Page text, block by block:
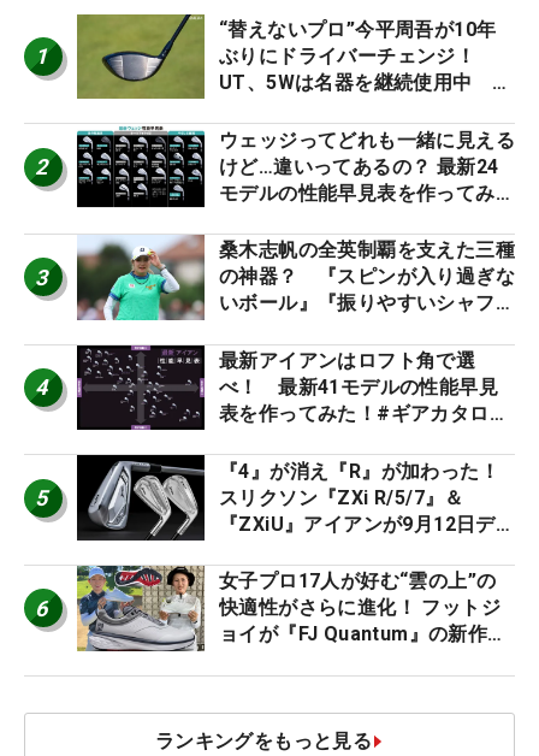
1
“替えないプロ”今平周吾が10年
ぶりにドライバーチェンジ！
UT、5Wは名器を継続使用中 #
2
ウェッジってどれも一緒に見える
けど…違いってあるの？ 最新24
モデルの性能早見表を作ってみ
3
桑木志帆の全英制覇を支えた三種
の神器？ 『スピンが入り過ぎな
いボール』『振りやすいシャフ
ー』 #女子プロセッティング
4
最新アイアンはロフト角で選
べ！ 最新41モデルの性能早見
表を作ってみた！#ギアカタログ
5
『4』が消え『R』が加わった！
スリクソン『ZXi R/5/7』＆
『ZXiU』アイアンが9月12日デ
6
女子プロ17人が好む“雲の上”の
快適性がさらに進化！ フットジ
ョイが『FJ Quantum』の新作を
ランキングをもっと見る